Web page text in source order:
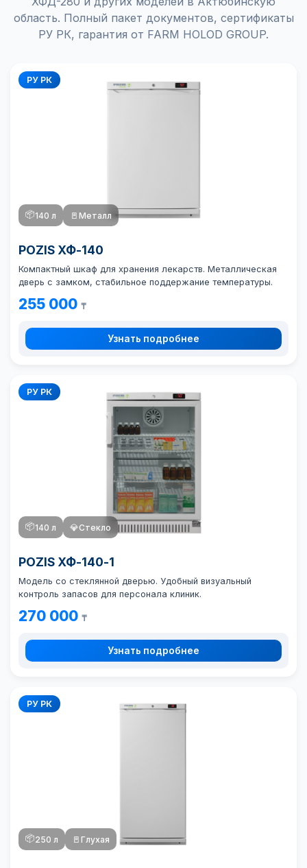
область. Полный пакет документов, сертификаты
РУ РК, гарантия от FARM HOLOD GROUP.
РУ РК
📦140 л 🚪 Металл
POZIS ХФ-140
Компактный шкаф для хранения лекарств. Металлическая
дверь с замком, стабильное поддержание температуры.
255 000 ₸
Узнать подробнее
РУ РК
📦140 л 💎Стекло
POZIS ХФ-140-1
Модель со стеклянной дверью. Удобный визуальный
контроль запасов для персонала клиник.
270 000 ₸
Узнать подробнее
РУ РК
📦250 л 🚪 Глухая